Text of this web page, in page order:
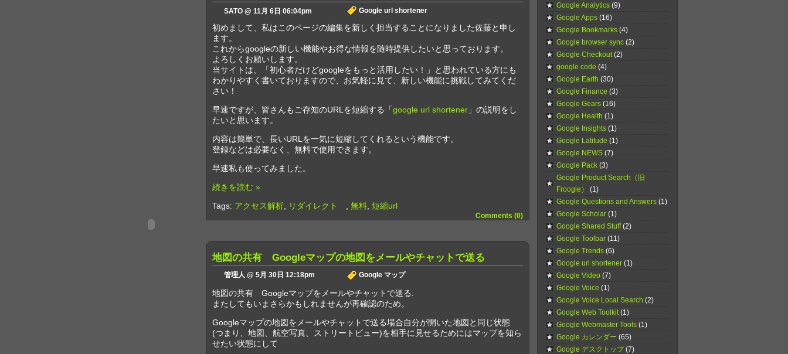
SATO @ 11月 6日 06:04pm Google url shortener
初めまして、私はこのページの編集を新しく担当することになりました佐藤と申し
ます。
これからgoogleの新しい機能やお得な情報を随時提供したいと思っております。
よろしくお願いします。
当サイトは、「初心者だけどgoogleをもっと活用したい！」と思われている方にも
わかりやすく書いておりますので、お気軽に見て、新しい機能に挑戦してみてくだ
さい！
早速ですが、皆さんもご存知のURLを短縮する「google url shortener 」の説明をし
たいと思います。
内容は簡単で、長いURLを一気に短縮してくれるという機能です。
登録などは必要なく、無料で使用できます。
早速私も使ってみました。
続きを読む »
Tags: アクセス解析 リダイレクト 無料 短縮url
Comments (0)
地図の共有 Googleマップの地図をメールやチャットで送る
管理人 @ 5月 30日 12:18pm Google マップ
地図の共有 Googleマップをメールやチャットで送る.
またしてもいまさらかもしれませんが再確認のため。
Googleマップの地図をメールやチャットで送る場合自分が開いた地図と同じ状態
(つまり、地図、航空写真、ストリートビュー)を相手に見せるためにはマップを知ら
せたい状態にして
Google Analytics (9)
Google Apps (16)
Google Bookmarks (4)
Google browser sync (2)
Google Checkout(2)
google code (4)
Google Earth (30)
Google Finance (3)
Google Gears (16)
Google Health (1)
Google Insights (1)
Google Latitude (1)
Google NEWS (7)
Google Pack (3)
Google Product Search（旧
Froogle）
(1)
Google Questions and Answers (1)
Google Scholar (1)
Google Shared Stuff(2)
Google Toolbar (11)
Google Trends (6)
Google url shortener (1)
Google Video (7)
Google Voice (1)
Google Voice Local Search (2)
Google Web Toolkit(1)
Google Webmaster Tools (1)
Google カレンダー (65)
Google デスクトップ(7)